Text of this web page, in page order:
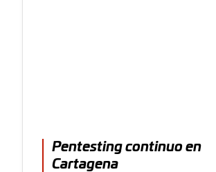
Pentesting continuo en
Cartagena